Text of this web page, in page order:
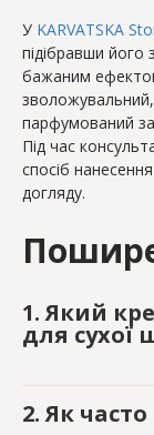
У KARVATSKA
підібравши
бажаним
парфумований
Під час
спосіб
догляду.
1. Який
для сухої
керамідами,
2. Як